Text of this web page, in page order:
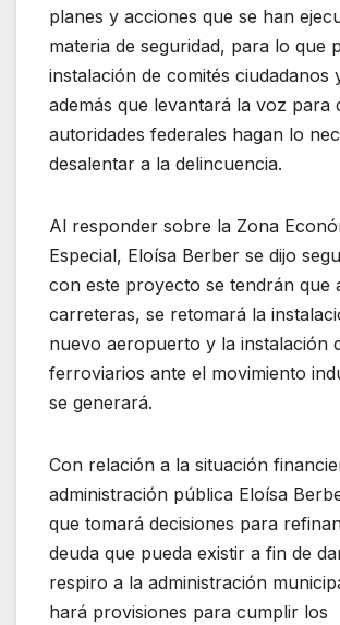
planes y acciones que se han
materia de seguridad, para lo que
instalación de comités ciudadanos
además que levantará la voz para
autoridades federales hagan lo
desalentar a la delincuencia.
Al responder sobre la Zona
Especial, Eloísa Berber se dijo
con este proyecto se tendrán que
carreteras, se retomará la
nuevo aeropuerto y la instalación
ferroviarios ante el movimiento
se generará.
Con relación a la situación
administración pública Eloísa
que tomará decisiones para
deuda que pueda existir a fin de
respiro a la administración
hará provisiones para cumplir los